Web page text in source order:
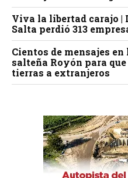
Viva la libertad carajo |
Salta perdió 313
Cientos de mensajes en
salteña Royón para
tierras a extranjeros